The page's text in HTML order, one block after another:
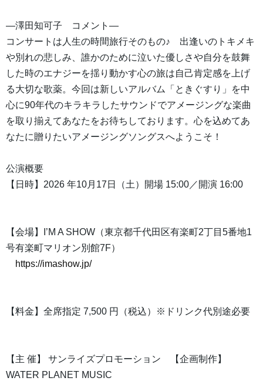
―澤田知可子 コメント―
コンサートは人生の時間旅行そのもの♪ 出逢いのトキメキ
や別れの悲しみ、誰かのために泣いた優しさや自分を鼓舞
した時のエナジーを揺り動かす心の旅は自己肯定感を上げ
る大切な歌薬。今回は新しいアルバム「ときぐすり」を中
心に90年代のキラキラしたサウンドでアメージングな楽曲
を取り揃えてあなたをお待ちしております。心を込めてあ
なたに贈りたいアメージングソングスへようこそ！
公演概要
【日時】2026 年10月17日（土）開場 15:00／開演 16:00
【会場】I’M A SHOW（東京都千代田区有楽町2丁目5番地1
号有楽町マリオン別館7F）
https://imashow.jp/
【料金】全席指定 7,500 円（税込）※ドリンク代別途必要
【主 催】 サンライズプロモーション 【企画制作】
WATER PLANET MUSIC